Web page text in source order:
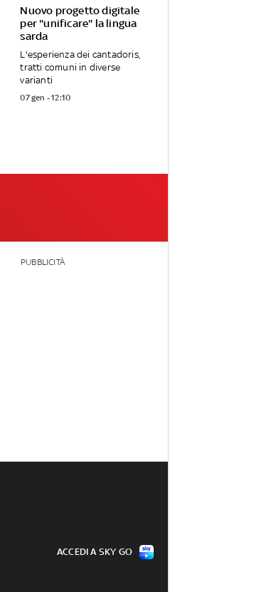
Nuovo progetto digitale
per "unificare" la lingua
sarda
L'esperienza dei cantadoris,
tratti comuni in diverse
varianti
07 gen - 12:10
PUBBLICITÀ
ACCEDI A SKY GO